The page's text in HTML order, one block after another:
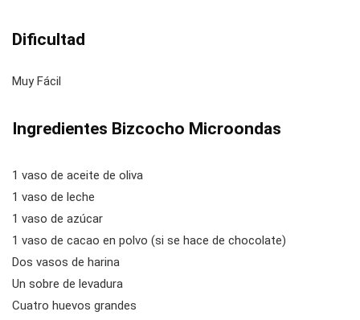
Dificultad
Muy Fácil
Ingredientes Bizcocho Microondas
1 vaso de aceite de oliva
1 vaso de leche
1 vaso de azúcar
1 vaso de cacao en polvo (si se hace de chocolate)
Dos vasos de harina
Un sobre de levadura
Cuatro huevos grandes